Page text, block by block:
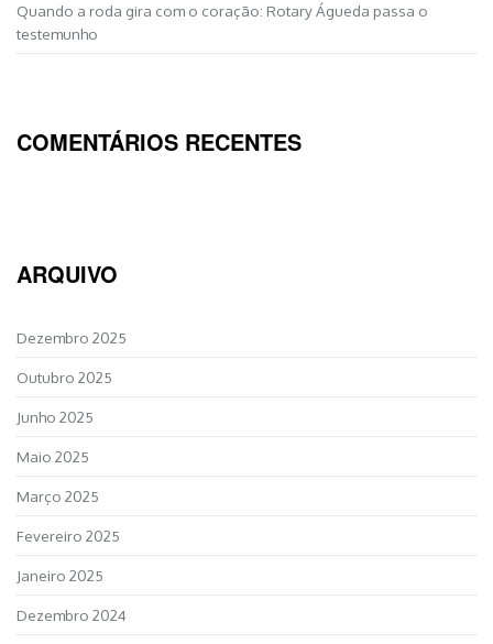
Quando a roda gira com o coração: Rotary Águeda passa o
testemunho
COMENTÁRIOS RECENTES
ARQUIVO
Dezembro 2025
Outubro 2025
Junho 2025
Maio 2025
Março 2025
Fevereiro 2025
Janeiro 2025
Dezembro 2024